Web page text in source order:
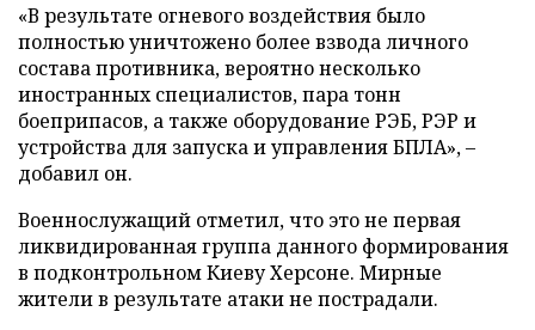
«В результате огневого воздействия было
полностью уничтожено более взвода личного
состава противника, вероятно несколько
иностранных специалистов, пара тонн
боеприпасов, а также оборудование РЭБ, РЭР и
устройства для запуска и управления БПЛА», –
добавил он.
Военнослужащий отметил, что это не первая
ликвидированная группа данного формирования
в подконтрольном Киеву Херсоне. Мирные
жители в результате атаки не пострадали.